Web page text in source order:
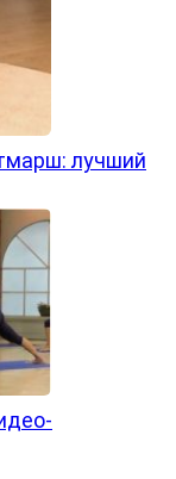
лучший